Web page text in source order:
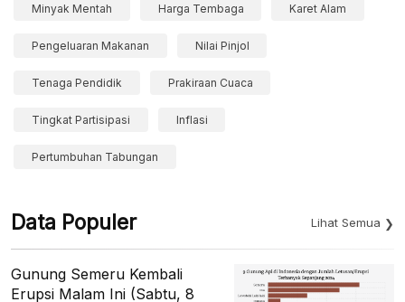
Minyak Mentah Harga Tembaga Karet Alam
Pengeluaran Makanan Nilai Pinjol
Tenaga Pendidik Prakiraan Cuaca
Tingkat Partisipasi Inflasi
Pertumbuhan Tabungan
Data Populer Lihat Semua
Gunung Semeru Kembali
Erupsi Malam Ini (Sabtu, 8